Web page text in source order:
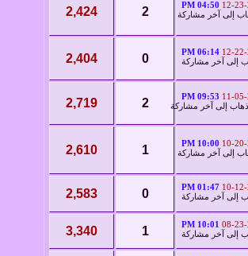
12-
04:50 PM
2
2,424
12-
06:14 PM
0
2,404
11-
09:53 PM
2
2,719
10-
10:00 PM
1
2,610
10-
01:47 PM
0
2,583
08-23-
10:01 PM
1
3,340